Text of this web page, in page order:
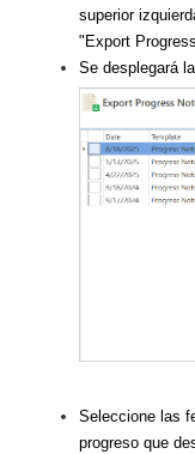
superior
"Export
Se desplegará
Seleccione las
progreso que